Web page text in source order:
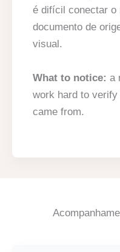
é difícil conectar o
documento de
visual.
What to notice: a
work hard to
came from.